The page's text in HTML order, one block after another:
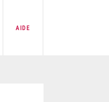
AIDE